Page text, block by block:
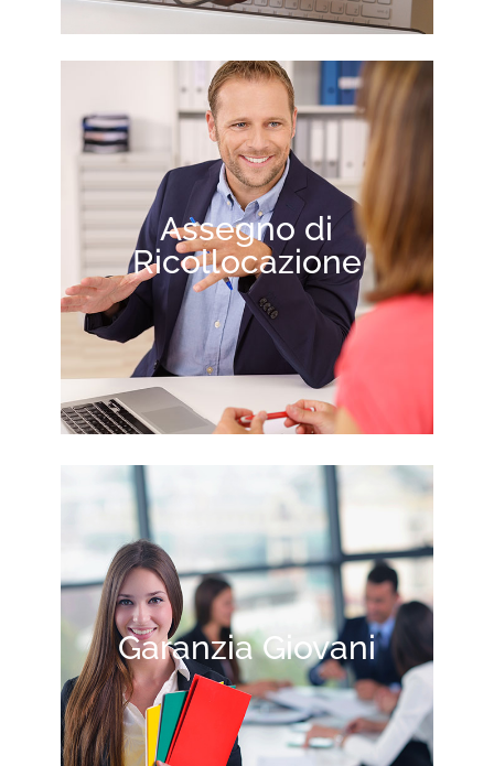
Assegno di
Ricollocazione
Garanzia Giovani